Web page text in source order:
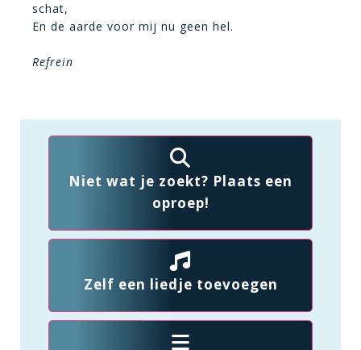
schat,
En de aarde voor mij nu geen hel.
Refrein
Niet wat je zoekt? Plaats een
oproep!
Zelf een liedje toevoegen